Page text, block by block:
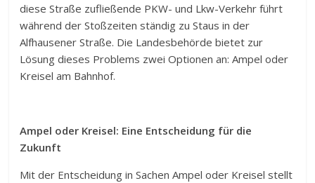
diese Straße zufließende PKW- und Lkw-Verkehr führt
während der Stoßzeiten ständig zu Staus in der
Alfhausener Straße. Die Landesbehörde bietet zur
Lösung dieses Problems zwei Optionen an: Ampel oder
Kreisel am Bahnhof.
Ampel oder Kreisel: Eine Entscheidung für die
Zukunft
Mit der Entscheidung in Sachen Ampel oder Kreisel stellt